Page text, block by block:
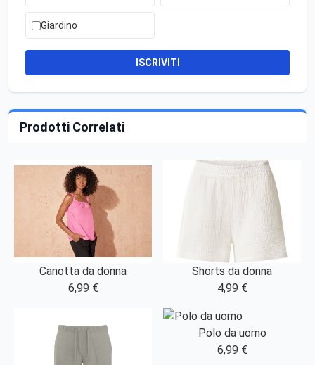
Giardino
ISCRIVITI
Prodotti Correlati
Canotta da donna
6,99 €
Shorts da donna
4,99 €
Polo da uomo
6,99 €